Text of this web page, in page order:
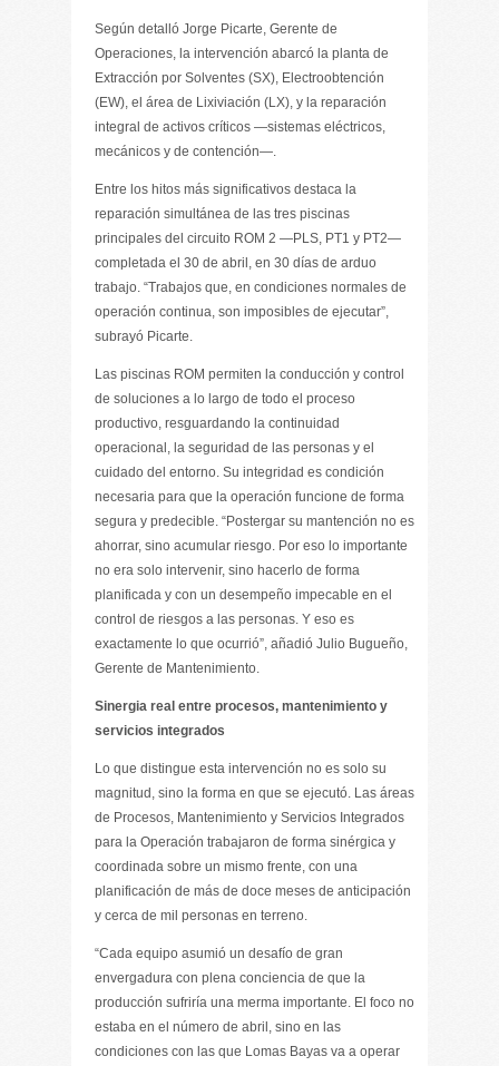
Según detalló Jorge Picarte, Gerente de
Operaciones, la intervención abarcó la planta de
Extracción por Solventes (SX), Electroobtención
(EW), el área de Lixiviación (LX), y la reparación
integral de activos críticos —sistemas eléctricos,
mecánicos y de contención—.
Entre los hitos más significativos destaca la
reparación simultánea de las tres piscinas
principales del circuito ROM 2 —PLS, PT1 y PT2—
completada el 30 de abril, en 30 días de arduo
trabajo. “Trabajos que, en condiciones normales de
operación continua, son imposibles de ejecutar”,
subrayó Picarte.
Las piscinas ROM permiten la conducción y control
de soluciones a lo largo de todo el proceso
productivo, resguardando la continuidad
operacional, la seguridad de las personas y el
cuidado del entorno. Su integridad es condición
necesaria para que la operación funcione de forma
segura y predecible. “Postergar su mantención no es
ahorrar, sino acumular riesgo. Por eso lo importante
no era solo intervenir, sino hacerlo de forma
planificada y con un desempeño impecable en el
control de riesgos a las personas. Y eso es
exactamente lo que ocurrió”, añadió Julio Bugueño,
Gerente de Mantenimiento.
Sinergia real entre procesos, mantenimiento y
servicios integrados
Lo que distingue esta intervención no es solo su
magnitud, sino la forma en que se ejecutó. Las áreas
de Procesos, Mantenimiento y Servicios Integrados
para la Operación trabajaron de forma sinérgica y
coordinada sobre un mismo frente, con una
planificación de más de doce meses de anticipación
y cerca de mil personas en terreno.
“Cada equipo asumió un desafío de gran
envergadura con plena conciencia de que la
producción sufriría una merma importante. El foco no
estaba en el número de abril, sino en las
condiciones con las que Lomas Bayas va a operar